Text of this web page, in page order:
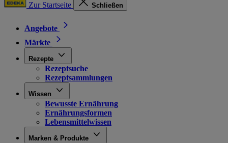
Zur Startseite Schließen
Angebote
Märkte
Rezepte
Rezeptsuche
Rezeptsammlungen
Wissen
Bewusste Ernährung
Ernährungsformen
Lebensmittelwissen
Marken & Produkte